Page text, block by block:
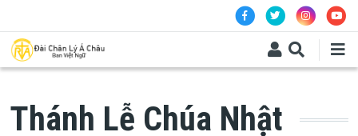
Thánh Lễ Chúa Nhật